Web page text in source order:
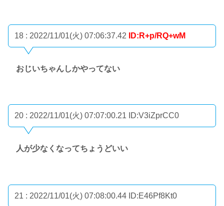
18 : 2022/11/01(火) 07:06:37.42 ID:R+p/RQ+wM
おじいちゃんしかやってない
20 : 2022/11/01(火) 07:07:00.21 ID:V3iZprCC0
人が少なくなってちょうどいい
21 : 2022/11/01(火) 07:08:00.44 ID:E46Pf8Kt0